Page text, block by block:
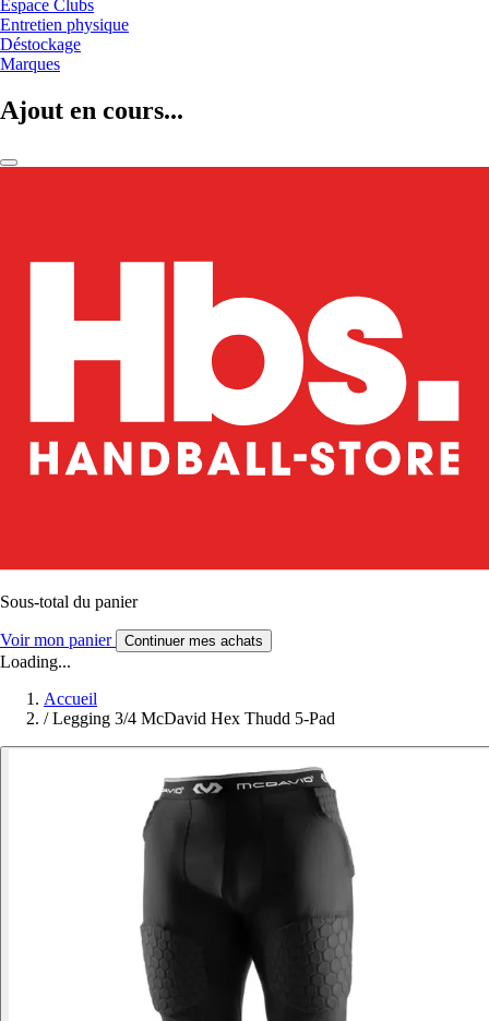
Espace Clubs
Entretien physique
Déstockage
Marques
Ajout en cours...
Sous-total du panier
Voir mon panier Continuer mes achats
Loading...
Accueil
/ Legging 3/4 McDavid Hex Thudd 5-Pad